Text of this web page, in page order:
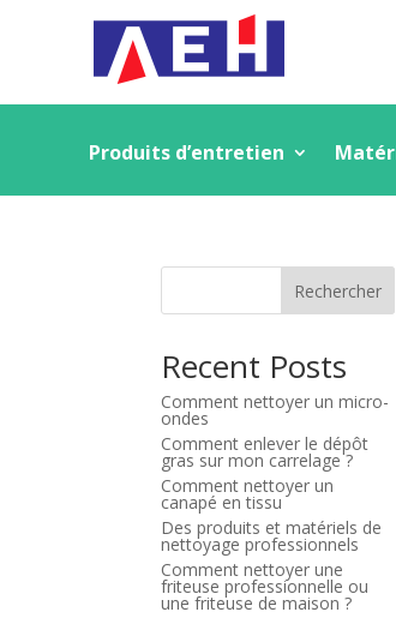
Produits d’entretien
Rechercher
Recent Posts
Comment nettoyer un micro-
ondes
Comment enlever le dépôt
gras sur mon carrelage ?
Comment nettoyer un
canapé en tissu
Des produits et matériels de
nettoyage professionnels
Comment nettoyer une
friteuse professionnelle ou
une friteuse de maison ?